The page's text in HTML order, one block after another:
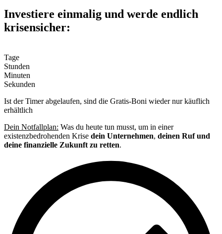
Investiere einmalig und werde endlich
krisensicher:
Tage
Stunden
Minuten
Sekunden
Ist der Timer abgelaufen, sind die Gratis-Boni wieder nur käuflich
erhältlich
Dein Notfallplan: Was du heute tun musst, um in einer
existenzbedrohenden Krise dein Unternehmen, deinen Ruf und
deine finanzielle Zukunft zu retten.